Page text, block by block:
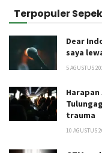
Terpopuler
Dear
saya
5 AGUSTUS
trauma
10 AGUSTUS